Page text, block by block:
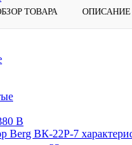
В
ТОВАРА ОПИСАНИЕ